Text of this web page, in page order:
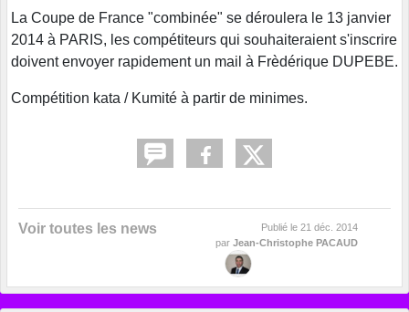
La Coupe de France "combinée" se déroulera le 13 janvier
2014 à PARIS, les compétiteurs qui souhaiteraient s'inscrire
doivent envoyer rapidement un mail à Frèdérique DUPEBE.
Compétition kata / Kumité à partir de minimes.
Voir toutes les news Publié le 21 déc. 2014
par Jean-Christophe PACAUD